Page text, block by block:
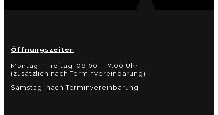
Öffnungszeiten
Montag – Freitag: 08:00 – 17:00 Uhr
(zusätzlich nach Terminvereinbarung)
Samstag: nach Terminvereinbarung